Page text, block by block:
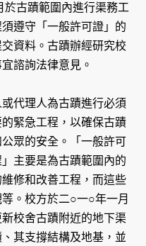
於古蹟範圍內進行渠務工
遵守「一般許可證」的
資料。古蹟辦經研究校
諮詢法律意見。
或代理人為古蹟進行必須
緊急工程，以確保古蹟
眾的安全。「一般許可
主要是為古蹟範圍內的
修和改善工程，而這些
。校方於二○一○年一月
校舍古蹟附近的地下渠
其支撐結構及地基，並